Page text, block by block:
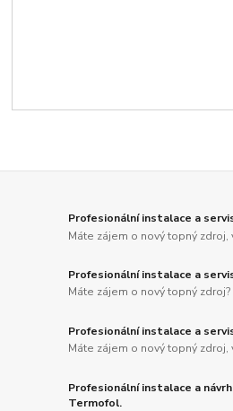
Profesionální instalace a
Máte zájem o nový topný zdroj,
Profesionální instalace a
Máte zájem o nový topný zdroj?
Profesionální instalace a
Máte zájem o nový topný zdroj,
Profesionální instalace a
Termofol.